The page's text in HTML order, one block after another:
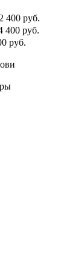
2 400 руб.
400 руб.
руб.